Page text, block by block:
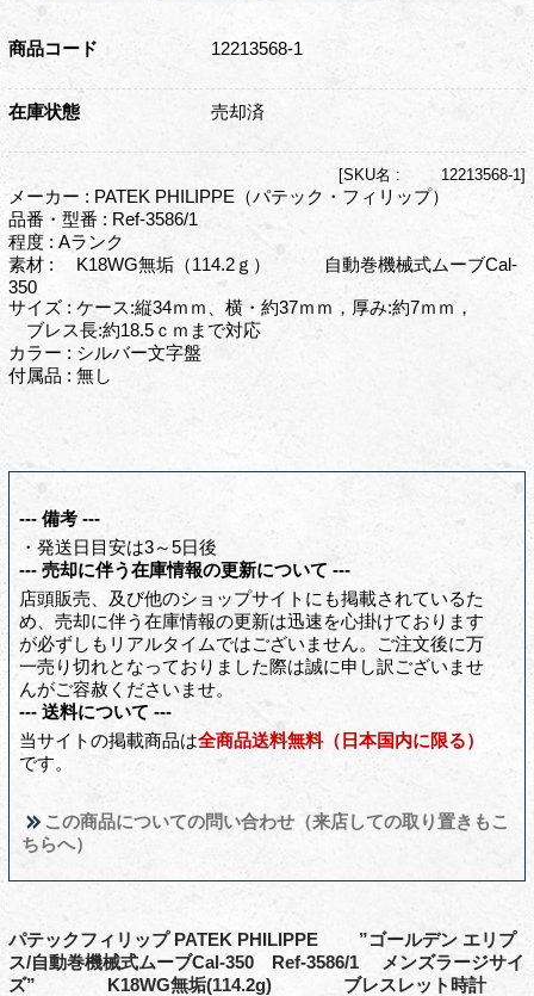
商品コード 12213568-1
在庫状態 売却済
[SKU名 : 12213568-1]
メーカー : PATEK PHILIPPE（パテック・フィリップ）
品番・型番 : Ref-3586/1
程度 : Aランク
素材 : K18WG無垢（114.2ｇ） 自動巻機械式ムーブCal-
350
サイズ : ケース:縦34ｍｍ、横・約37ｍｍ，厚み:約7ｍｍ，
ブレス長:約18.5ｃｍまで対応
カラー : シルバー文字盤
付属品 : 無し
--- 備考 ---
・発送日目安は3～5日後
--- 売却に伴う在庫情報の更新について ---
店頭販売、及び他のショップサイトにも掲載されているた
め、売却に伴う在庫情報の更新は迅速を心掛けております
が必ずしもリアルタイムではございません。ご注文後に万
一売り切れとなっておりました際は誠に申し訳ございませ
んがご容赦くださいませ。
--- 送料について ---
当サイトの掲載商品は全商品送料無料（日本国内に限る）
です。
この商品についての問い合わせ（来店しての取り置きもこ
ちらへ）
パテックフィリップ PATEK PHILIPPE ”ゴールデン エリプ
ス/自動巻機械式ムーブCal-350 Ref-3586/1 メンズラージサイ
ズ” K18WG無垢(114.2g) ブレスレット時計